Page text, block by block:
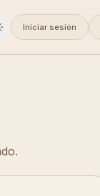
a oscuro
Iniciar sesión